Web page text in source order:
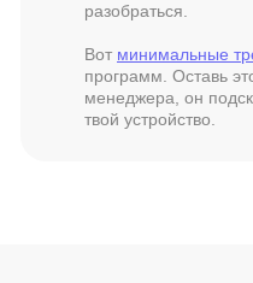
разобраться.
Вот минимальные
программ. Оставь
менеджера, он
твой устройство.